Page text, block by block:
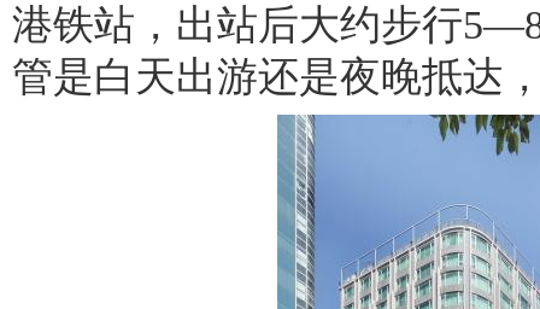
港铁站，出站后大约步行
管是白天出游还是夜晚抵达